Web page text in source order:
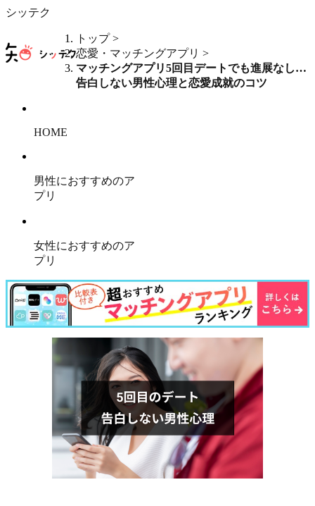
シッテク
トップ>
恋愛・マッチングアプリ >
マッチングアプリ5回目デートでも進展なし…
告白しない男性心理と恋愛成就のコツ
HOME
男性におすすめのア
プリ
女性におすすめのア
プリ